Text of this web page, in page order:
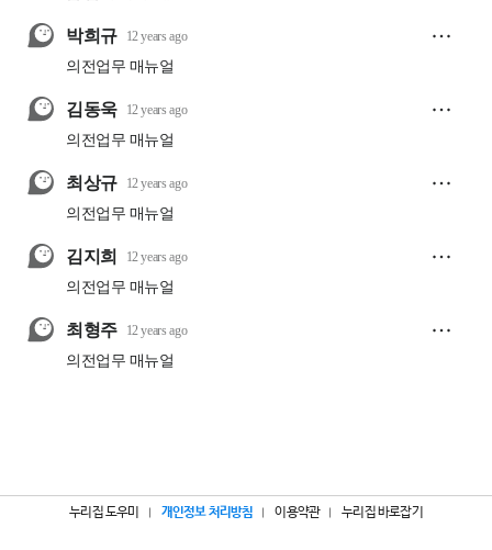
누리집 도우미 개인정보 처리방침 이용약관 누리집 바로잡기